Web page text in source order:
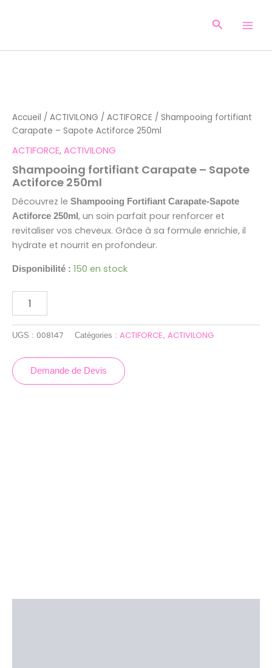
Accueil / ACTIVILONG / ACTIFORCE / Shampooing fortifiant
Carapate – Sapote Actiforce 250ml
ACTIFORCE, ACTIVILONG
Shampooing fortifiant Carapate – Sapote
Actiforce 250ml
Découvrez le Shampooing Fortifiant Carapate-Sapote
Actiforce 250ml , un soin parfait pour renforcer et
revitaliser vos cheveux. Grâce à sa formule enrichie, il
hydrate et nourrit en profondeur.
Disponibilité : 150 en stock
Carapate
-
Actiforce
250ml
UGS : 008147 Catégories : ACTIFORCE, ACTIVILONG
Demande de Devis